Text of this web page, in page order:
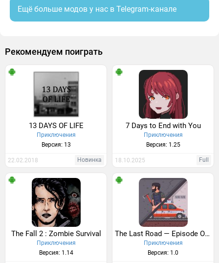
Ещё больше модов у нас в Telegram-канале
Рекомендуем поиграть
13 DAYS OF LIFE
Приключения
Версия: 13
22.02.2018 Новинка
7 Days to End with You
Приключения
Версия: 1.25
18.10.2025 Full
The Fall 2 : Zombie Survival
Приключения
Версия: 1.14
The Last Road — Episode One
Приключения
Версия: 1.0